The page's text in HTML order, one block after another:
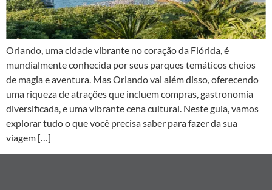
Orlando, uma cidade vibrante no coração da Flórida, é
mundialmente conhecida por seus parques temáticos cheios
de magia e aventura. Mas Orlando vai além disso, oferecendo
uma riqueza de atrações que incluem compras, gastronomia
diversificada, e uma vibrante cena cultural. Neste guia, vamos
explorar tudo o que você precisa saber para fazer da sua
viagem […]